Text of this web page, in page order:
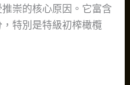
崇的核心原因。它富含
特別是特級初榨橄欖